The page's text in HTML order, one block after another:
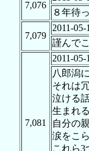
7,076
８年待
7,079
2011-05-
謹んで
7,081
2011-05-
八郎潟
それは
泣ける
生まれ
自分の
涙をこ
これら3